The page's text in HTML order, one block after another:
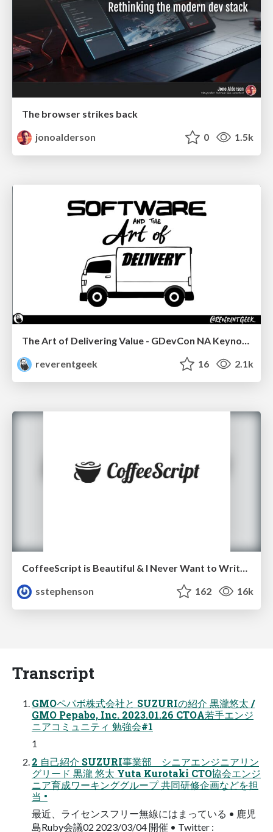
The browser strikes back
jonoalderson
0 1.5k
The Art of Delivering Value - GDevCon NA Keynote
reverentgeek
16 2.1k
sstephenson
162 16k
Transcript
GMOペパボ株式会社と SUZURIの紹介 黒瀧悠太 /
GMO Pepabo, Inc. 2023.01.26 CTOA若手エンジ
ニアコミュニティ 勉強会#1
1
2 自己紹介 SUZURI事業部 シニアエンジニアリン
グリード 黒瀧 悠太 Yuta Kurotaki CTO協会エンジ
ニア育成ワーキンググループ 共同研修企画などを担
当 •
最近、ライセンスフリー無線にはまっている • 鹿児
島Ruby会議02 2023/03/04 開催 • Twitter :